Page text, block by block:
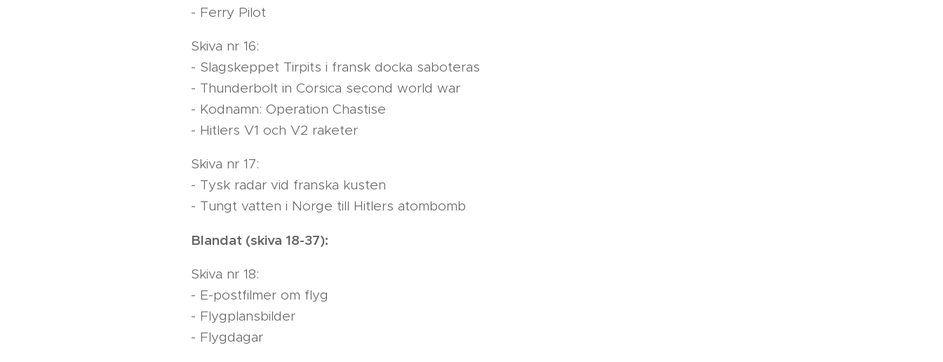
- Ferry Pilot
Skiva nr 16:
- Slagskeppet Tirpits i fransk docka saboteras
- Thunderbolt in Corsica second world war
- Kodnamn: Operation Chastise
- Hitlers V1 och V2 raketer
Skiva nr 17:
- Tysk radar vid franska kusten
- Tungt vatten i Norge till Hitlers atombomb
Blandat (skiva 18-37):
Skiva nr 18:
- E-postfilmer om flyg
- Flygplansbilder
- Flygdagar